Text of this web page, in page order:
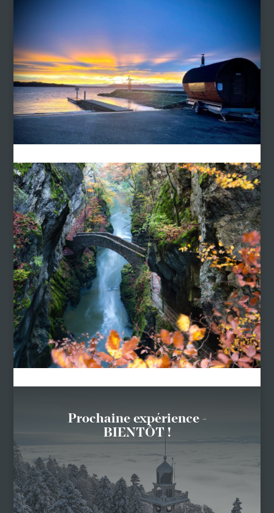
Prochaine expérience -
BIENTÔT !